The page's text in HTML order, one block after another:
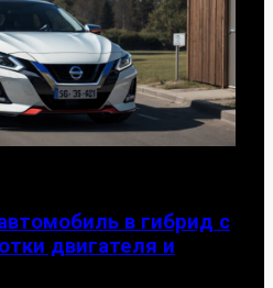
в гибрид с
двигателя и